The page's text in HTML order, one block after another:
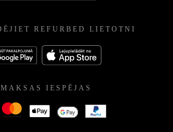
REFURBED LIETOTNI
IESPĒJAS